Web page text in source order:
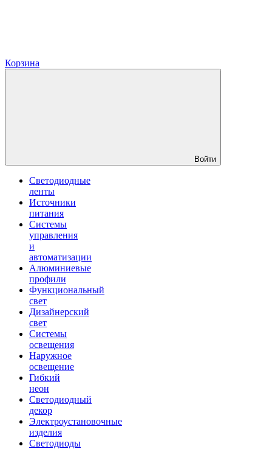
Корзина
Войти
Светодиодные
ленты
Источники
питания
Системы
управления
и
автоматизации
Алюминиевые
профили
Функциональный
свет
Дизайнерский
свет
Системы
освещения
Наружное
освещение
Гибкий
неон
Светодиодный
декор
Электроустановочные
изделия
Светодиоды